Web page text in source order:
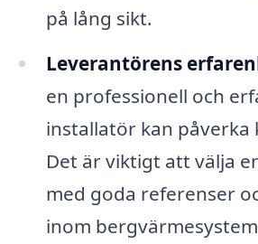
på lång sikt.
Leverantörens
en professionell och
installatör kan påverka
Det är viktigt att välja
med goda referenser
inom